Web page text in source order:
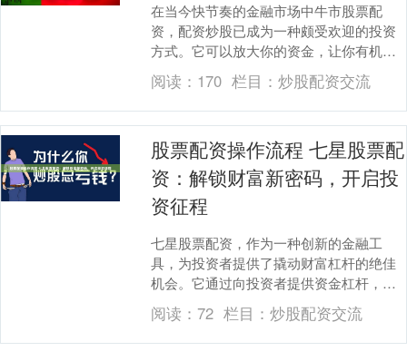
在当今快节奏的金融市场中牛市股票配
资，配资炒股已成为一种颇受欢迎的投资
方式。它可以放大你的资金，让你有机会
获得更高的回报。然而，选择一个正规可
靠的配资平台至关重....
阅读： 170 栏目： 炒股配资交流
股票配资操作流程 七星股票配
资：解锁财富新密码，开启投
资征程
七星股票配资，作为一种创新的金融工
具，为投资者提供了撬动财富杠杆的绝佳
机会。它通过向投资者提供资金杠杆，放
大投资收益，帮助他们加速财富积累。 通
过我们的门户，您....
阅读：72 栏目： 炒股配资交流